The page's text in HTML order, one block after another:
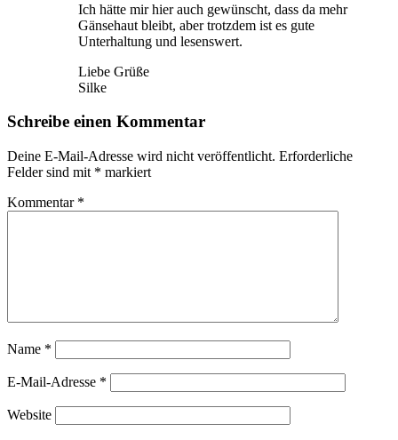
Ich hätte mir hier auch gewünscht, dass da mehr
Gänsehaut bleibt, aber trotzdem ist es gute
Unterhaltung und lesenswert.
Liebe Grüße
Silke
Schreibe einen Kommentar
Deine E-Mail-Adresse wird nicht veröffentlicht. Erforderliche
Felder sind mit * markiert
Kommentar *
Name *
E-Mail-Adresse *
Website